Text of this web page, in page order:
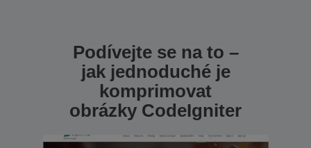
Podívejte se na to –
jak jednoduché je
komprimovat
obrázky CodeIgniter